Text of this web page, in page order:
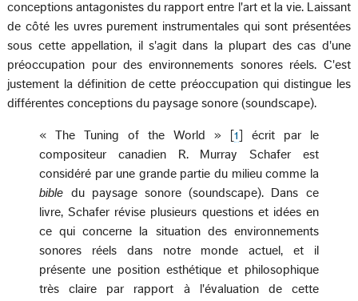
conceptions antagonistes du rapport entre l'art et la vie. Laissant
de côté les uvres purement instrumentales qui sont présentées
sous cette appellation, il s'agit dans la plupart des cas d'une
préoccupation pour des environnements sonores réels. C'est
justement la définition de cette préoccupation qui distingue les
différentes conceptions du paysage sonore (soundscape).
« The Tuning of the World » [ 1
] écrit par le
compositeur canadien R. Murray Schafer est
considéré par une grande partie du milieu comme la
bible du paysage sonore (soundscape). Dans ce
livre, Schafer révise plusieurs questions et idées en
ce qui concerne la situation des environnements
sonores réels dans notre monde actuel, et il
présente une position esthétique et philosophique
très claire par rapport à l'évaluation de cette